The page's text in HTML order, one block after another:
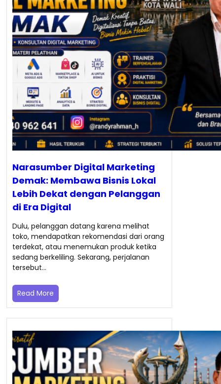
Narasumber Digital Marketing
Demak: Membawa Bisnis Lokal
Lebih Dekat dengan Pelanggan
di Era Digital
Dulu, pelanggan datang karena melihat
toko, mendapatkan rekomendasi dari orang
terdekat, atau menemukan produk ketika
sedang berkeliling. Sekarang, perjalanan
tersebut…
Read More